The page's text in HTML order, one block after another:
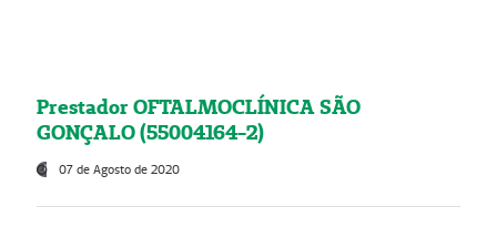
Prestador OFTALMOCLÍNICA SÃO
GONÇALO (55004164-2)
07 de Agosto de 2020